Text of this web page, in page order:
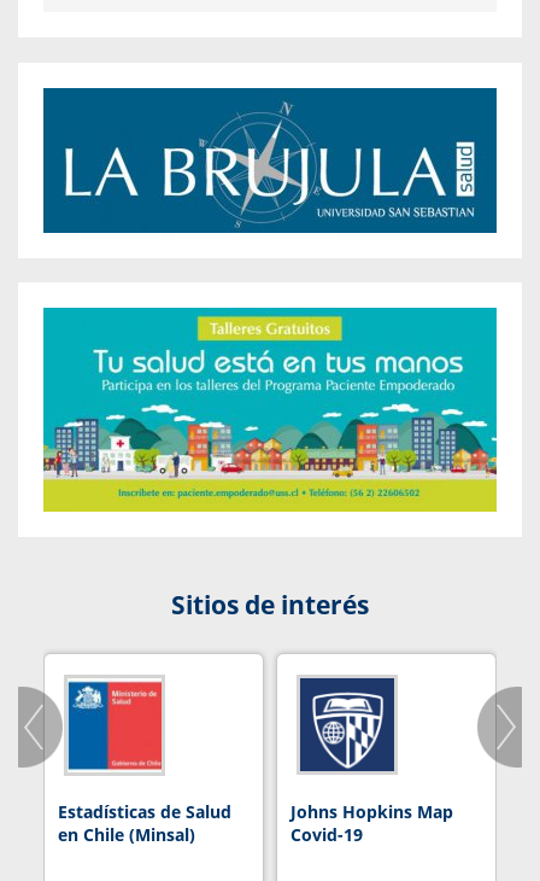
Sitios de interés
Estadísticas de Salud
en Chile (Minsal)
Johns Hopkins Map
Covid-19